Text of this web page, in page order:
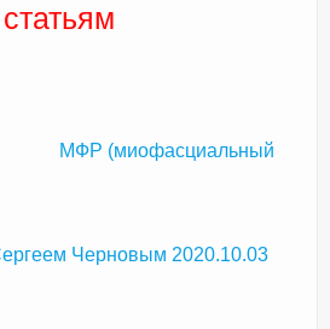
статьям
МФР (миофасциальный
Черновым 2020.10.03